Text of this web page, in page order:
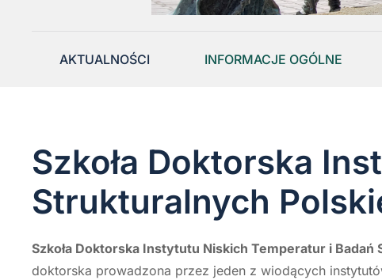
AKTUALNOŚCI INFORMACJE OGÓLNE
Szkoła Doktorska
Strukturalnych
Szkoła Doktorska Instytutu Niskich Temperatur i
doktorska prowadzona przez jeden z wiodących